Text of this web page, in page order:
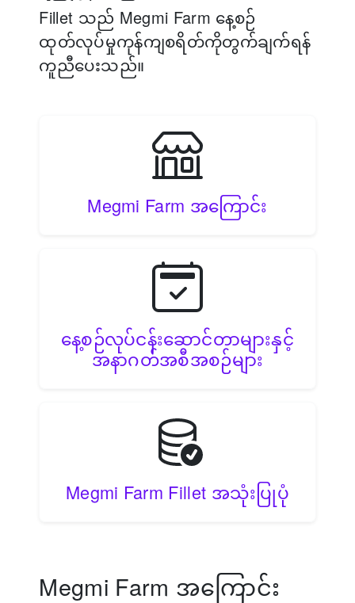
Fillet သည် Megmi Farm နေ့စဉ်
ထုတ်လုပ်မှုကုန်ကျစရိတ်ကိုတွက်ချက်ရန်
ကူညီပေးသည်။
Megmi Farm အကြောင်း
နေ့စဉ်လုပ်ငန်းဆောင်တာများနှင့်
အနာဂတ်အစီအစဉ်များ
Megmi Farm Fillet အသုံးပြုပုံ
Megmi Farm အကြောင်း